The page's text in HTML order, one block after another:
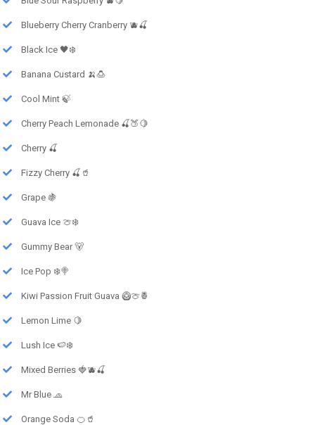
Blueberry Cherry Cranberry 🫐🍒
Black Ice 🖤❄️
Banana Custard 🍌🍮
Cool Mint 🍃
Cherry Peach Lemonade 🍒🍑🍋
Cherry 🍒
Fizzy Cherry 🍒🥤
Grape 🍇
Guava Ice 🍈❄️
Gummy Bear 🐻
Ice Pop ❄️🍭
Kiwi Passion Fruit Guava 🥝🍈🍍
Lemon Lime 🍋
Lush Ice 🍉❄️
Mixed Berries 🍓🫐🍒
Mr Blue 🧢
Orange Soda 🍊🥤